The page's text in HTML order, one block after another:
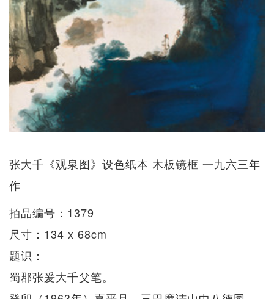
张大千《观泉图》设色纸本 木板镜框 一九六三年
作
拍品编号：1379
尺寸：134 x 68cm
题识：
蜀郡张爰大千父笔。